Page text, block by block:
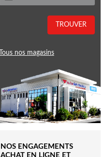
TROUVER
Tous nos magasins
NOS ENGAGEMENTS
ACHAT EN LIGNE ET